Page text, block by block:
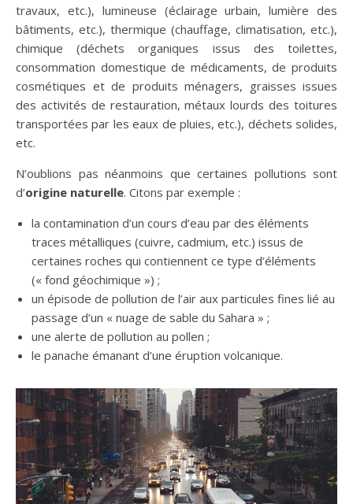
travaux, etc.), lumineuse (éclairage urbain, lumière des
bâtiments, etc.), thermique (chauffage, climatisation, etc.),
chimique (déchets organiques issus des toilettes,
consommation domestique de médicaments, de produits
cosmétiques et de produits ménagers, graisses issues
des activités de restauration, métaux lourds des toitures
transportées par les eaux de pluies, etc.), déchets solides,
etc.
N’oublions pas néanmoins que certaines pollutions sont
d’origine naturelle. Citons par exemple :
la contamination d’un cours d’eau par des éléments
traces métalliques (cuivre, cadmium, etc.) issus de
certaines roches qui contiennent ce type d’éléments
(« fond géochimique ») ;
un épisode de pollution de l’air aux particules fines lié au
passage d’un « nuage de sable du Sahara » ;
une alerte de pollution au pollen ;
le panache émanant d’une éruption volcanique.